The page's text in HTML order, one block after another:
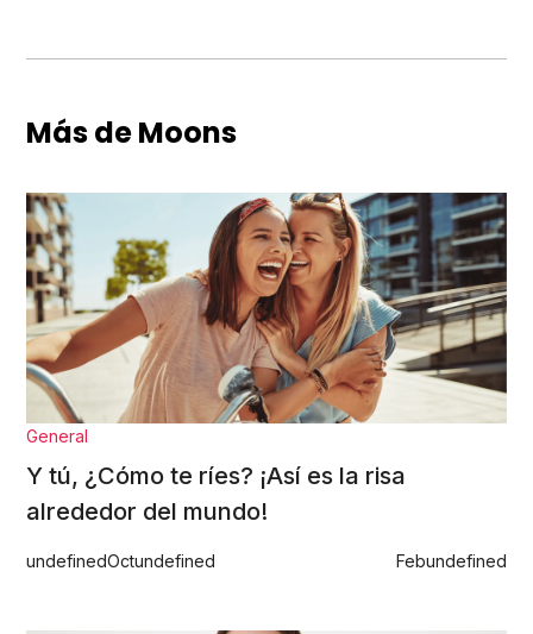
Más de Moons
General
Y tú, ¿Cómo te ríes? ¡Así es la risa
alrededor del mundo!
undefinedOctundefined Febundefined